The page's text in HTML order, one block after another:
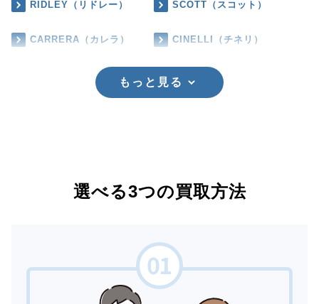
RIDLEY（リドレー） SCOTT（スコット）
CARRERA（カレラ） CINELLI（チネリ）
もっと見る
選べる3つの買取方法